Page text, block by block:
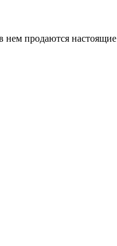
нем продаются настоящие